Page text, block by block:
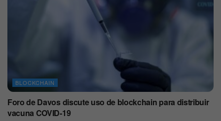
BLOCKCHAIN
Foro de Davos discute uso de blockchain para distribuir
vacuna COVID-19